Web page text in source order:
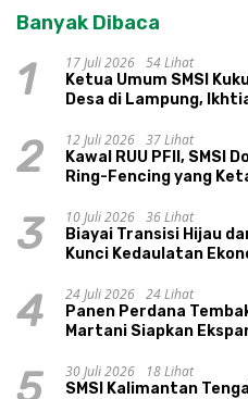
Banyak Dibaca
1 17 Juli 2026 54 Lihat
Ketua Umum SMSI
Desa di Lampung,
2 12 Juli 2026 37 Lihat
Kawal RUU PFII, SMSI
Ring-Fencing yang
3 10 Juli 2026 36 Lihat
Biayai Transisi Hijau
Kunci Kedaulatan
4 24 Juli 2026 24 Lihat
Panen Perdana
Martani Siapkan
30 Juli 2026
18 Lihat
SMSI Kalimantan